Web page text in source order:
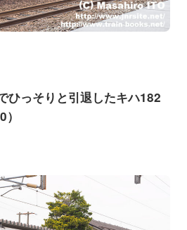
ひっそりと引退したキハ182